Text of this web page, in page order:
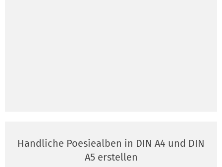
Handliche Poesiealben in DIN A4 und DIN
A5 erstellen